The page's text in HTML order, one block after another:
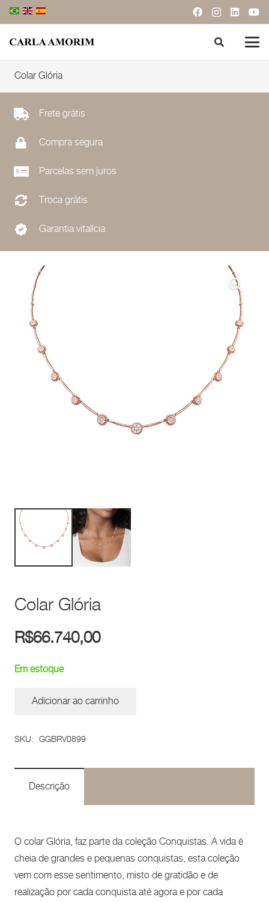
Colar Glória
Frete grátis
Compra segura
Parcelas sem juros
Troca grátis
Garantia vitalícia
Colar Glória
R$66.740,00
Em estoque
quantidade
Adicionar ao carrinho
SKU: GGBRV0899
Descrição
O colar Glória, faz parte da coleção Conquistas. A vida é
cheia de grandes e pequenas conquistas, esta coleção
vem com esse sentimento, misto de gratidão e de
realização por cada conquista até agora e por cada